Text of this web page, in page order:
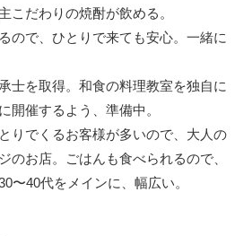
こだわりの焼酎が飲める。
ので、ひとりで来ても安心。一緒に
士を取得。和食の料理教室を独自に
開催するよう、準備中。
りでくるお客様が多いので、大人の
のお店。ごはんも食べられるので、
〜40代をメインに、幅広い。